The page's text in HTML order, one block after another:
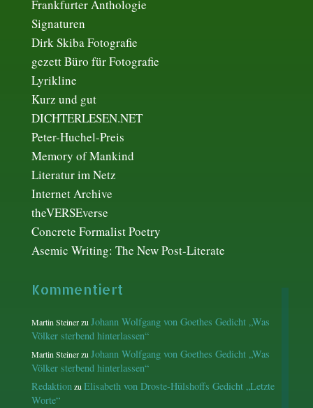
Frankfurter Anthologie
Signaturen
Dirk Skiba Fotografie
gezett Büro für Fotografie
Lyrikline
Kurz und gut
DICHTERLESEN.NET
Peter-Huchel-Preis
Memory of Mankind
Literatur im Netz
Internet Archive
theVERSEverse
Concrete Formalist Poetry
Asemic Writing: The New Post-Literate
Kommentiert
Martin SteinerzuJohann Wolfgang von Goethes Gedicht „Was
Völker sterbend hinterlassen“
Martin SteinerzuJohann Wolfgang von Goethes Gedicht „Was
Völker sterbend hinterlassen“
RedaktionzuElisabeth von Droste-Hülshoffs Gedicht „Letzte
Worte“